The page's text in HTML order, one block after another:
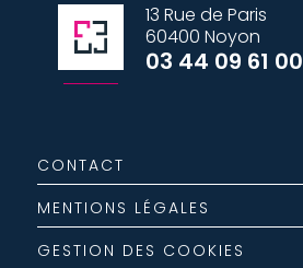
13 Rue de Paris
60400 Noyon
03 44 09 61 00
CONTACT
MENTIONS LÉGALES
GESTION DES COOKIES